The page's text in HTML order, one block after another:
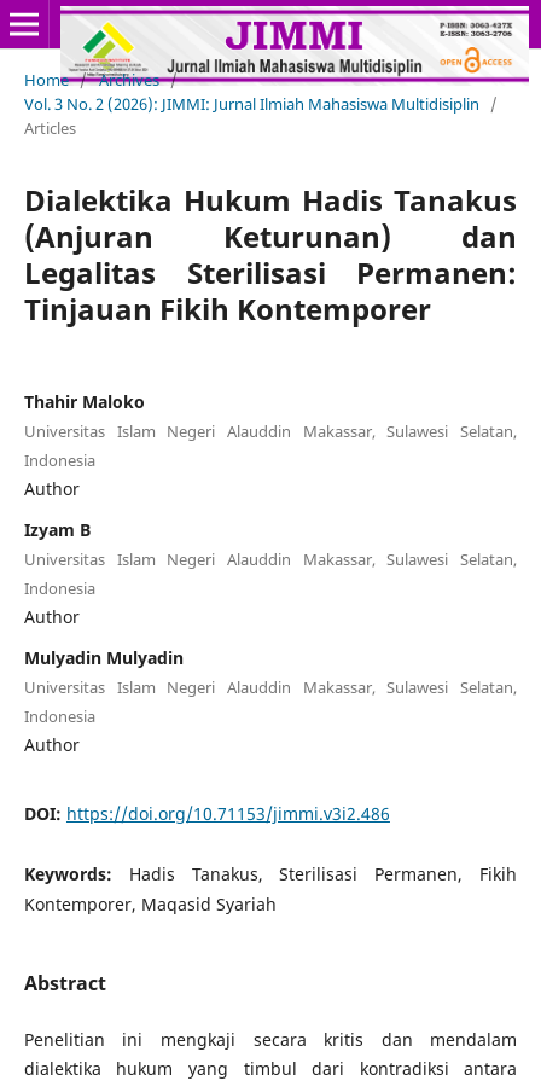
Home / Archives /
Vol. 3 No. 2 (2026): JIMMI: Jurnal Ilmiah Mahasiswa Multidisiplin
/
Articles
Dialektika Hukum Hadis Tanakus
(Anjuran Keturunan) dan
Legalitas Sterilisasi Permanen:
Tinjauan Fikih Kontemporer
Thahir Maloko
Universitas Islam Negeri Alauddin Makassar, Sulawesi Selatan,
Indonesia
Author
Izyam B
Universitas Islam Negeri Alauddin Makassar, Sulawesi Selatan,
Indonesia
Author
Mulyadin Mulyadin
Universitas Islam Negeri Alauddin Makassar, Sulawesi Selatan,
Indonesia
Author
DOI: https://doi.org/10.71153/jimmi.v3i2.486
Keywords: Hadis Tanakus, Sterilisasi Permanen, Fikih
Kontemporer, Maqasid Syariah
Abstract
Penelitian ini mengkaji secara kritis dan mendalam
dialektika hukum yang timbul dari kontradiksi antara